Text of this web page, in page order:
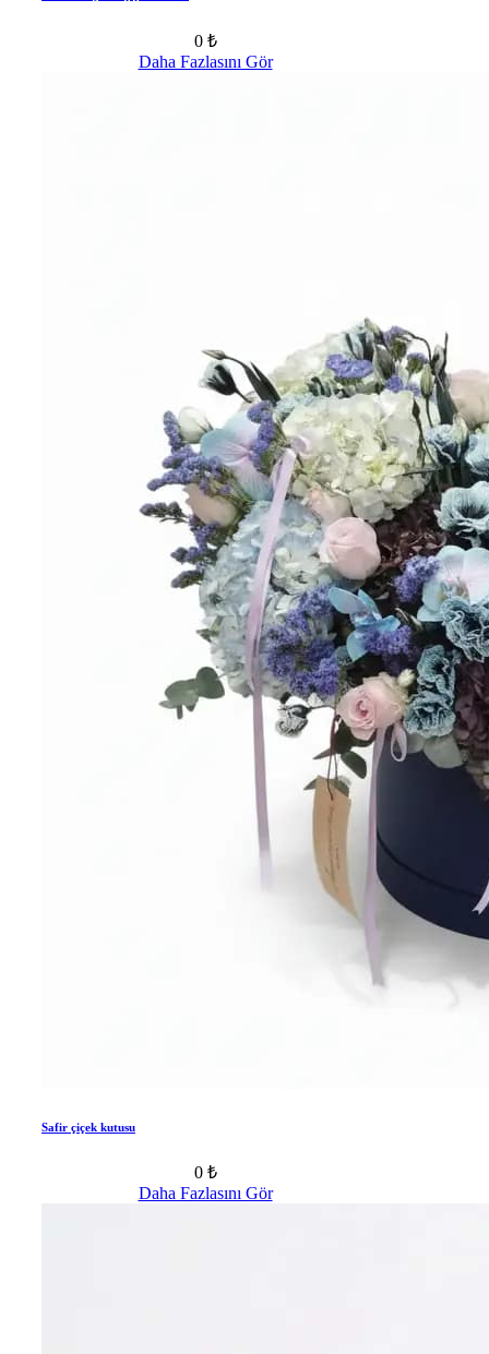
0 ₺
Daha Fazlasını Gör
Safir çiçek kutusu
0 ₺
Daha Fazlasını Gör